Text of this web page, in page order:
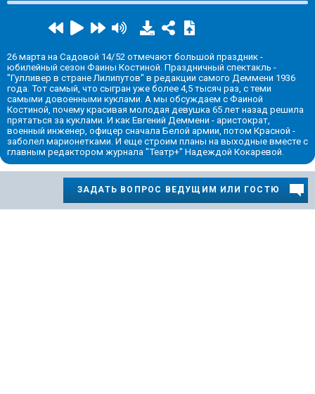
26 марта на Садовой 14/52 отмечают большой праздник -
юбилейный сезон Фаины Костиной. Праздничный спектакль -
"Гулливер в стране Лилипутов" в редакции самого Деммени 1936
года. Тот самый, что сыгран уже более 4,5 тысяч раз, с теми
самыми довоенными куклами. А мы обсуждаем с Фаиной
Костиной, почему красивая молодая девушка 65 лет назад решила
прятаться за куклами. И как Евгений Деммени - аристократ,
военный инженер, офицер сначала Белой армии, потом Красной -
заболел марионетками. И еще строим планы на выходные вместе с
главным редактором журнала "Театр+" Надеждой Кокаревой.
ЗАДАТЬ ВОПРОС ВЕДУЩИМ ИЛИ ГОСТЮ